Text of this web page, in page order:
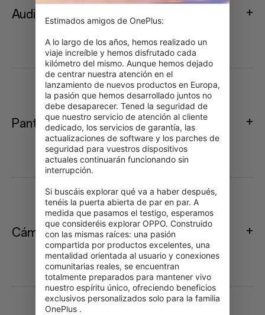
Audio
Pantalla
Cámara trasera
Estimados amigos de OnePlus:
A lo largo de los años, hemos realizado un
viaje increíble y hemos disfrutado cada
kilómetro del mismo. Aunque hemos dejado
de centrar nuestra atención en el
lanzamiento de nuevos productos en Europa,
la pasión que hemos desarrollado juntos no
debe desaparecer. Tened la seguridad de
que nuestro servicio de atención al cliente
dedicado, los servicios de garantía, las
actualizaciones de software y los parches de
seguridad para vuestros dispositivos
actuales continuarán funcionando sin
interrupción.
Si buscáis explorar qué va a haber después,
tenéis la puerta abierta de par en par. A
medida que pasamos el testigo, esperamos
que consideréis explorar OPPO. Construido
con las mismas raíces: una pasión
compartida por productos excelentes, una
mentalidad orientada al usuario y conexiones
comunitarias reales, se encuentran
totalmente preparados para mantener vivo
nuestro espíritu único, ofreciendo beneficios
exclusivos personalizados solo para la familia
OnePlus .